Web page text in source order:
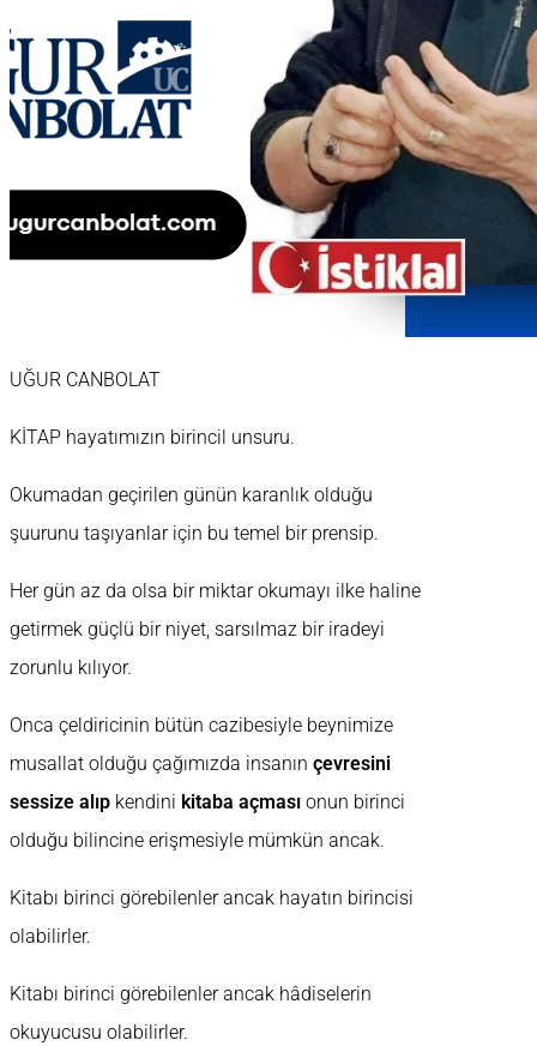
UĞUR CANBOLAT
KİTAP hayatımızın birincil unsuru.
Okumadan geçirilen günün karanlık olduğu
şuurunu taşıyanlar için bu temel bir prensip.
Her gün az da olsa bir miktar okumayı ilke haline
getirmek güçlü bir niyet, sarsılmaz bir iradeyi
zorunlu kılıyor.
Onca çeldiricinin bütün cazibesiyle beynimize
musallat olduğu çağımızda insanın çevresini
sessize alıp kendini kitaba açması onun birinci
olduğu bilincine erişmesiyle mümkün ancak.
Kitabı birinci görebilenler ancak hayatın birincisi
olabilirler.
Kitabı birinci görebilenler ancak hâdiselerin
okuyucusu olabilirler.